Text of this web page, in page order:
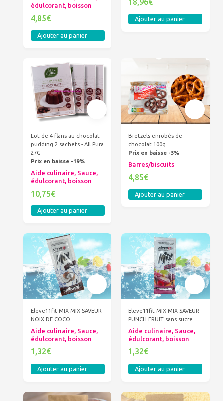
édulcorant, boisson
4,85€
Ajouter au panier
Ajouter au panier
Lot de 4 flans au chocolat
pudding 2 sachets - All Pura
27G
Prix en baisse -19%
Aide culinaire, Sauce,
édulcorant, boisson
10,75€
Ajouter au panier
Bretzels enrobés de
chocolat 100g
Prix en baisse -3%
Barres/biscuits
4,85€
Ajouter au panier
Eleve11fit MIX MIX SAVEUR
NOIX DE COCO
Aide culinaire, Sauce,
édulcorant, boisson
1,32€
Ajouter au panier
Eleve11fit MIX MIX SAVEUR
PUNCH FRUIT sans sucre
Aide culinaire, Sauce,
édulcorant, boisson
1,32€
Ajouter au panier